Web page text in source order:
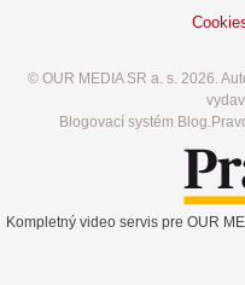
© OUR MEDIA SR a. s. 2026.
Blogovací systém
Kompletný video servis pre OUR